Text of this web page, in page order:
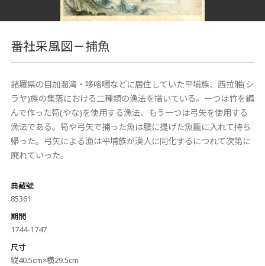
番社采風図－捕魚
諸羅県の目加溜湾・哆咯嘓などに居住していた平埔族、西拉雅(シ
ラヤ)族の集落における二種類の漁法を描いている。一つは竹を編
んで作った笱(やな)を使用する漁法、もう一つは弓矢を使用する
漁法である。笱や弓矢で捕った魚は腰に提げた魚籠に入れて持ち
帰った。弓矢による漁は平埔族が漢人に同化するにつれて次第に
廃れていった。
典藏號
85361
期間
1744-1747
尺寸
縦40.5cm×横29.5cm